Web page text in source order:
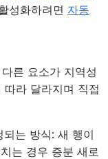
성화하려면 자동
른 요소가 지역성
라 달라지며 직접
는 방식: 새 행이
는 경우 증분 새로